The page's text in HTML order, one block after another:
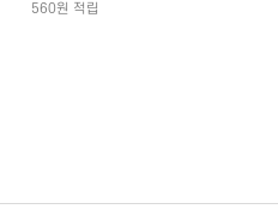
560원 적립